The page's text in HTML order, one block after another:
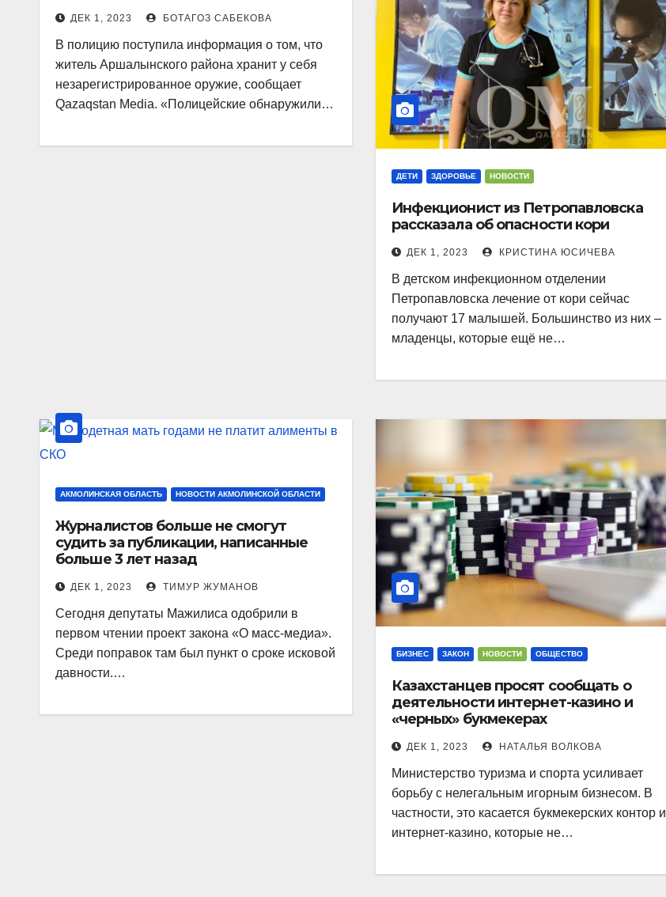
ДЕК 1, 2023 БОТАГОЗ САБЕКОВА
В полицию поступила информация о том, что
житель Аршалынского района хранит у себя
незарегистрированное оружие, сообщает
Qazaqstan Media. «Полицейские обнаружили…
ДЕТИ ЗДОРОВЬЕ НОВОСТИ
Инфекционист из Петропавловска
рассказала об опасности кори
ДЕК 1, 2023 КРИСТИНА ЮСИЧЕВА
В детском инфекционном отделении
Петропавловска лечение от кори сейчас
получают 17 малышей. Большинство из них –
младенцы, которые ещё не…
АКМОЛИНСКАЯ ОБЛАСТЬ НОВОСТИ АКМОЛИНСКОЙ ОБЛАСТИ
Журналистов больше не смогут
судить за публикации, написанные
больше 3 лет назад
ДЕК 1, 2023 ТИМУР ЖУМАНОВ
Сегодня депутаты Мажилиса одобрили в
первом чтении проект закона «О масс-медиа».
Среди поправок там был пункт о сроке исковой
давности.…
БИЗНЕС ЗАКОН НОВОСТИ ОБЩЕСТВО
Казахстанцев просят сообщать о
деятельности интернет-казино и
«черных» букмекерах
ДЕК 1, 2023 НАТАЛЬЯ ВОЛКОВА
Министерство туризма и спорта усиливает
борьбу с нелегальным игорным бизнесом. В
частности, это касается букмекерских контор и
интернет-казино, которые не…